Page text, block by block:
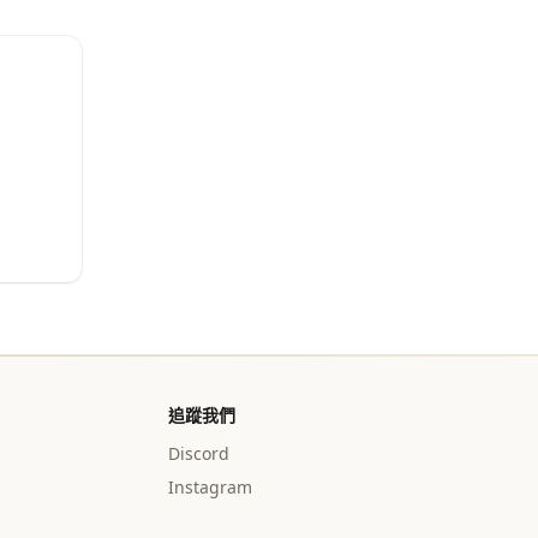
追蹤我們
Discord
Instagram